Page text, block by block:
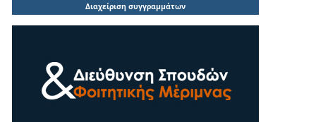
Διαχείριση συγγραμμάτων